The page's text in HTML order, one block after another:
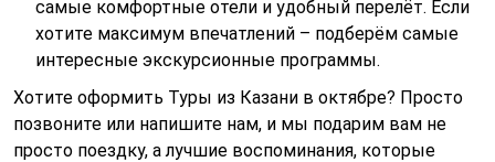
самые комфортные отели и удобный перелёт. Если
хотите максимум впечатлений – подберём самые
интересные экскурсионные программы.
Хотите оформить Туры из Казани в октябре? Просто
позвоните или напишите нам, и мы подарим вам не
просто поездку, а лучшие воспоминания, которые